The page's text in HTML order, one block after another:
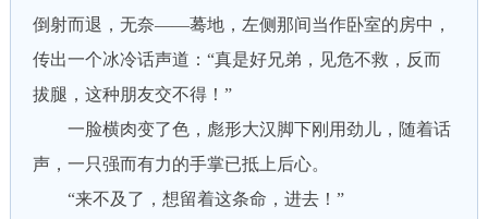
倒射而退，无奈——蓦地，左侧那间当作卧室的房中，
传出一个冰冷话声道：“真是好兄弟，见危不救，反而
拔腿，这种朋友交不得！”
一脸横肉变了色，彪形大汉脚下刚用劲儿，随着话
声，一只强而有力的手掌已抵上后心。
“来不及了，想留着这条命，进去！”